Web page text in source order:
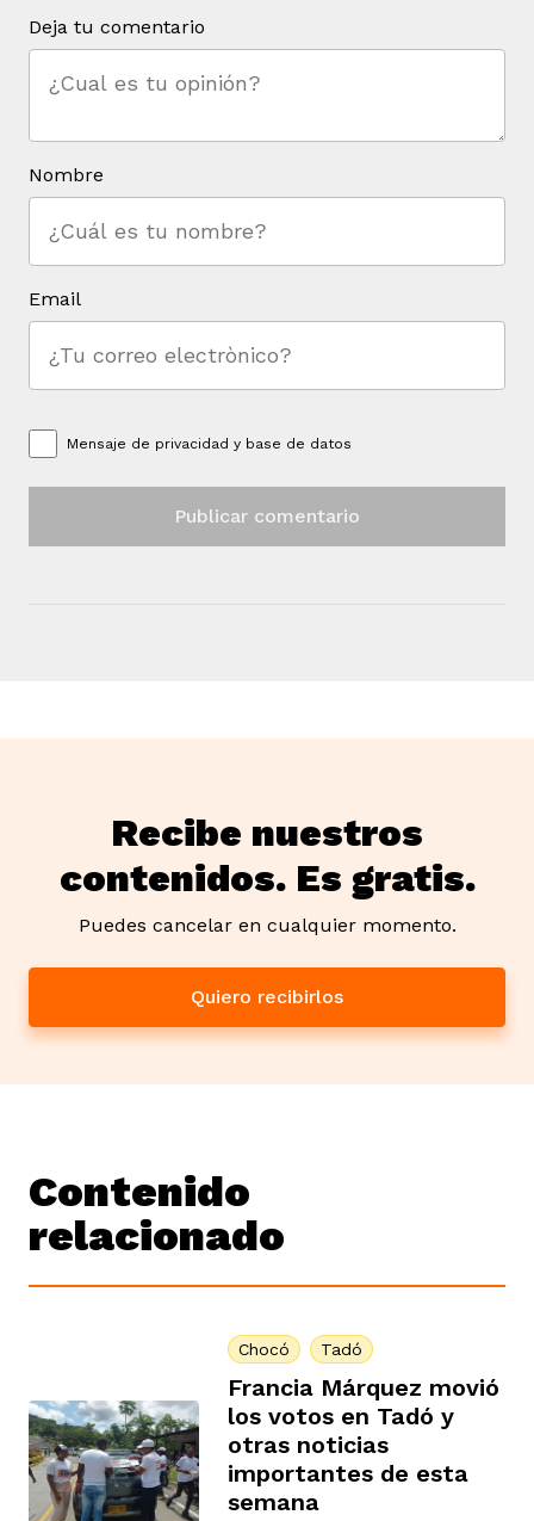
Deja tu comentario
Nombre
Email
Mensaje de privacidad y base de datos
Recibe nuestros
contenidos. Es gratis.
Puedes cancelar en cualquier momento.
Quiero recibirlos
Contenido
relacionado
Chocó Tadó
Francia Márquez movió
los votos en Tadó y
otras noticias
importantes de esta
semana